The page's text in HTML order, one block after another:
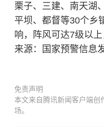
栗子、三建、南天湖
平坝、都督等30个乡
响，阵风可达7级以
来源：国家预警信息
免责声明
本文来自腾讯新闻客户端创
场。